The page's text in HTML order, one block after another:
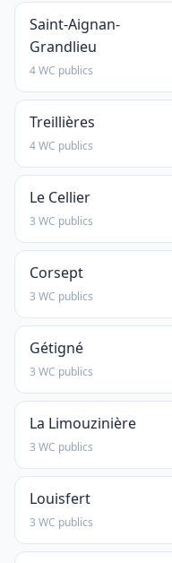
Saint-Aignan-
Grandlieu
4 WC publics
Treillières
4 WC publics
Le Cellier
3 WC publics
Corsept
3 WC publics
Gétigné
3 WC publics
La Limouzinière
3 WC publics
Louisfert
3 WC publics